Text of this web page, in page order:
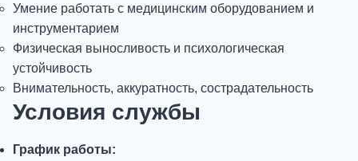
Умение работать с медицинским оборудованием и
инструментарием
Физическая выносливость и психологическая
устойчивость
Внимательность, аккуратность, сострадательность
Условия службы
График работы: